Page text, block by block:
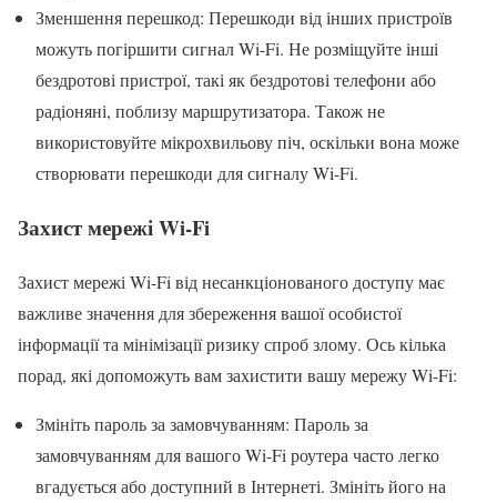
Зменшення перешкод: Перешкоди від інших пристроїв
можуть погіршити сигнал Wi-Fi. Не розміщуйте інші
бездротові пристрої, такі як бездротові телефони або
радіоняні, поблизу маршрутизатора. Також не
використовуйте мікрохвильову піч, оскільки вона може
створювати перешкоди для сигналу Wi-Fi.
Захист мережі Wi-Fi
Захист мережі Wi-Fi від несанкціонованого доступу має
важливе значення для збереження вашої особистої
інформації та мінімізації ризику спроб злому. Ось кілька
порад, які допоможуть вам захистити вашу мережу Wi-Fi:
Змініть пароль за замовчуванням: Пароль за
замовчуванням для вашого Wi-Fi роутера часто легко
вгадується або доступний в Інтернеті. Змініть його на